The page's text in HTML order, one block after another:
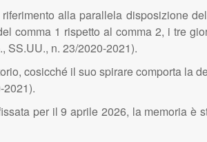
alla parallela disposizione
comma 1 rispetto al comma 2, i tre
SS.UU., n. 23/2020-2021).
cosicché il suo spirare comporta la
2021).
per il 9 aprile 2026, la memoria è